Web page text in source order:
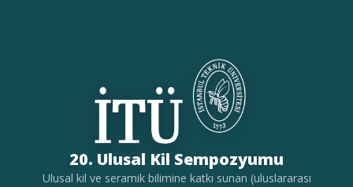
20. Ulusal Kil Sempozyumu
Ulusal kil ve seramik bilimine katkı sunan (uluslararası